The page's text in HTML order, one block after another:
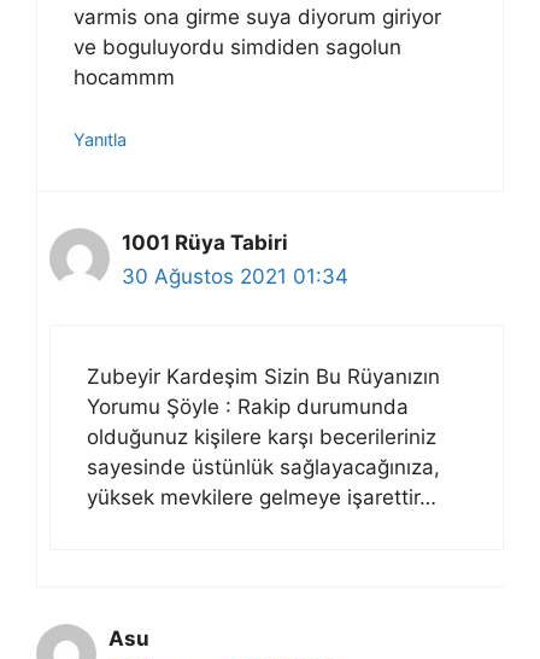
varmis ona girme suya diyorum giriyor
ve boguluyordu simdiden sagolun
hocammm
Yanıtla
1001 Rüya Tabiri
30 Ağustos 2021 01:34
Zubeyir Kardeşim Sizin Bu Rüyanızın
Yorumu Şöyle : Rakip durumunda
olduğunuz kişilere karşı becerileriniz
sayesinde üstünlük sağlayacağınıza,
yüksek mevkilere gelmeye işarettir…
Asu